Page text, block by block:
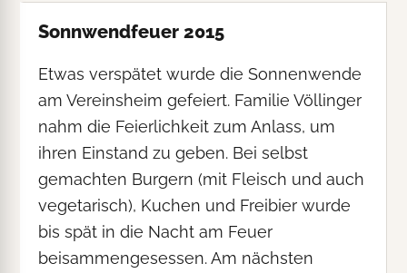
Sonnwendfeuer 2015
Etwas verspätet wurde die Sonnenwende
am Vereinsheim gefeiert. Familie Völlinger
nahm die Feierlichkeit zum Anlass, um
ihren Einstand zu geben. Bei selbst
gemachten Burgern (mit Fleisch und auch
vegetarisch), Kuchen und Freibier wurde
bis spät in die Nacht am Feuer
beisammengesessen. Am nächsten